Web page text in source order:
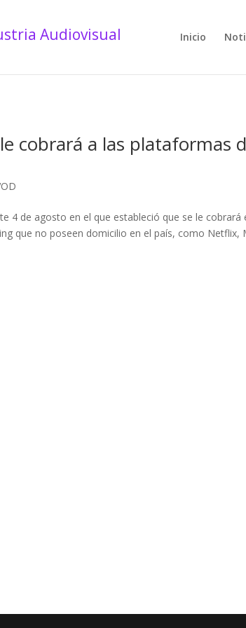
Inicio
cobrará a las plataformas
4 de agosto en el que estableció que se le cobrará
que no poseen domicilio en el país, como Netflix,